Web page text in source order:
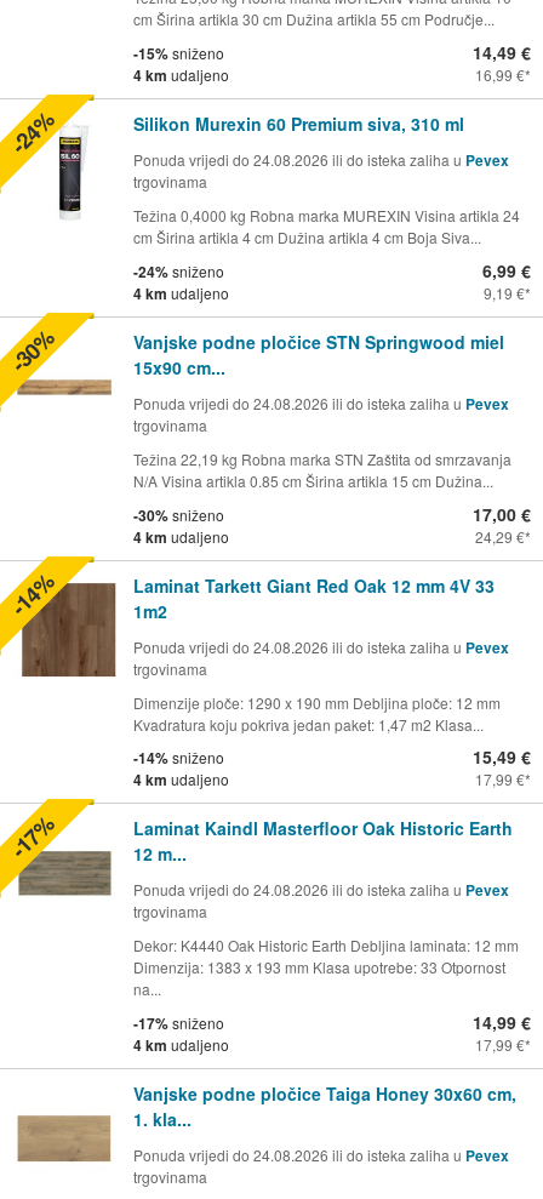
cm Širina artikla 30 cm Dužina artikla 55 cm Područje...
-15%sniženo
4 km udaljeno
14,49 €
16,99 €
Silikon Murexin 60 Premium siva, 310 ml
Ponuda vrijedi do 24.08.2026 ili do isteka zaliha u Pevex
trgovinama
Težina 0,4000 kg Robna marka MUREXIN Visina artikla 24
cm Širina artikla 4 cm Dužina artikla 4 cm Boja Siva...
-24%sniženo
4 km udaljeno
6,99 €
9,19 €
-24%
Vanjske podne pločice STN Springwood miel
15x90 cm...
Ponuda vrijedi do 24.08.2026 ili do isteka zaliha u Pevex
trgovinama
Težina 22,19 kg Robna marka STN Zaštita od smrzavanja
N/A Visina artikla 0.85 cm Širina artikla 15 cm Dužina...
-30%sniženo
4 km udaljeno
17,00 €
24,29 €
-30%
Laminat Tarkett Giant Red Oak 12 mm 4V 33
1m2
Ponuda vrijedi do 24.08.2026 ili do isteka zaliha u Pevex
trgovinama
Dimenzije ploče: 1290 x 190 mm Debljina ploče: 12 mm
Kvadratura koju pokriva jedan paket: 1,47 m2 Klasa...
-14%sniženo
4 km udaljeno
15,49 €
17,99 €
-14%
Laminat Kaindl Masterfloor Oak Historic Earth
12 m...
Ponuda vrijedi do 24.08.2026 ili do isteka zaliha u Pevex
trgovinama
Dekor: K4440 Oak Historic Earth Debljina laminata: 12 mm
Dimenzija: 1383 x 193 mm Klasa upotrebe: 33 Otpornost
na...
-17%sniženo
4 km udaljeno
14,99 €
17,99 €
-17%
Vanjske podne pločice Taiga Honey 30x60 cm,
1. kla...
Ponuda vrijedi do 24.08.2026 ili do isteka zaliha u Pevex
trgovinama